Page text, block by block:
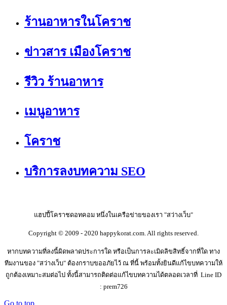
ร้านอาหารในโคราช
ข่าวสาร เมืองโคราช
รีวิว ร้านอาหาร
เมนูอาหาร
โคราช
บริการลงบทความ SEO
แฮปปี้โคราชดอทคอม หนึ่งในเครือข่ายของเรา "สว่างเว็บ"
Copyright © 2009 - 2020 happykorat.com. All rights reserved.
หากบทความที่ลงนี้ผิดพลาดประการใด หรือเป็นการละเมิดลิขสิทธิ์จากที่ใด ทาง
ทีมงานของ "สว่างเว็บ" ต้องกราบขออภัยไว้ ณ ที่นี้ พร้อมทั้งยินดีแก้ไขบทความให้
ถูกต้องเหมาะสมต่อไป ทั้งนี้สามารถติดต่อแก้ไขบทความได้ตลอดเวลาที่ Line ID
: prem726